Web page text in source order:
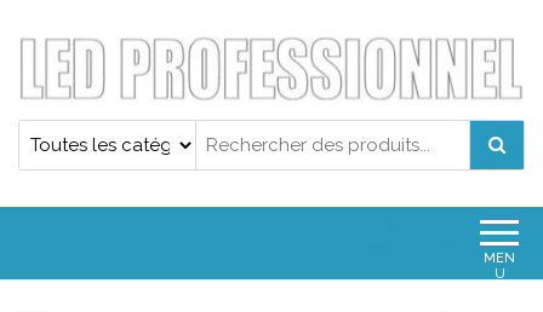
Projecteur led professionnel
Projecteur led professionnel
MEN
U